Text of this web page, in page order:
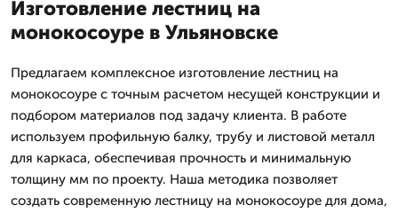
Изготовление лестниц на
монокосоуре в Ульяновске
Предлагаем комплексное изготовление лестниц на
монокосоуре с точным расчетом несущей конструкции и
подбором материалов под задачу клиента. В работе
используем профильную балку, трубу и листовой металл
для каркаса, обеспечивая прочность и минимальную
толщину мм по проекту. Наша методика позволяет
создать современную лестницу на монокосоуре для дома,